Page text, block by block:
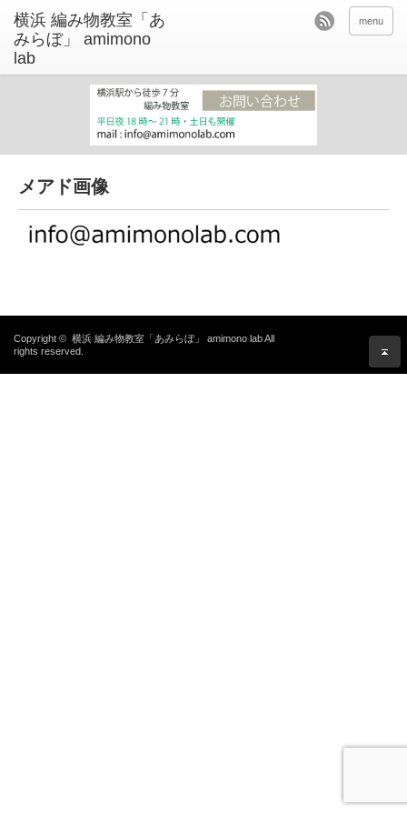
menu
メアド画像
Copyright © 横浜 編み物教室「あみらぼ」 amimono labAll
rights reserved.